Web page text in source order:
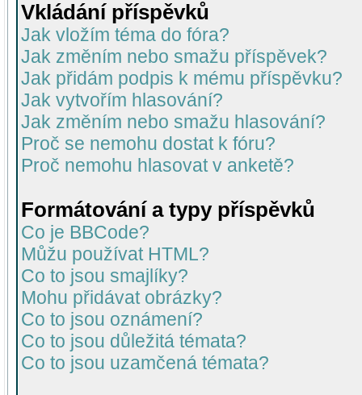
Vkládání příspěvků
Jak vložím téma do fóra?
Jak změním nebo smažu příspěvek?
Jak přidám podpis k mému příspěvku?
Jak vytvořím hlasování?
Jak změním nebo smažu hlasování?
Proč se nemohu dostat k fóru?
Proč nemohu hlasovat v anketě?
Formátování a typy příspěvků
Co je BBCode?
Můžu používat HTML?
Co to jsou smajlíky?
Mohu přidávat obrázky?
Co to jsou oznámení?
Co to jsou důležitá témata?
Co to jsou uzamčená témata?